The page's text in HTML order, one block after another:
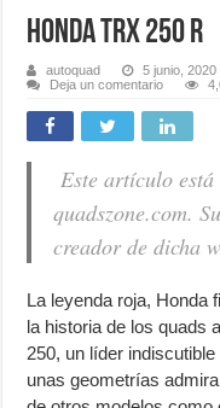
HONDA TRX 250 R
autoquad 5 junio, 2020
Deja un comentario
Este artículo
quadszone.com.
creador de dicha
La leyenda roja, Honda
la historia de los quads
250, un líder
unas geometrías